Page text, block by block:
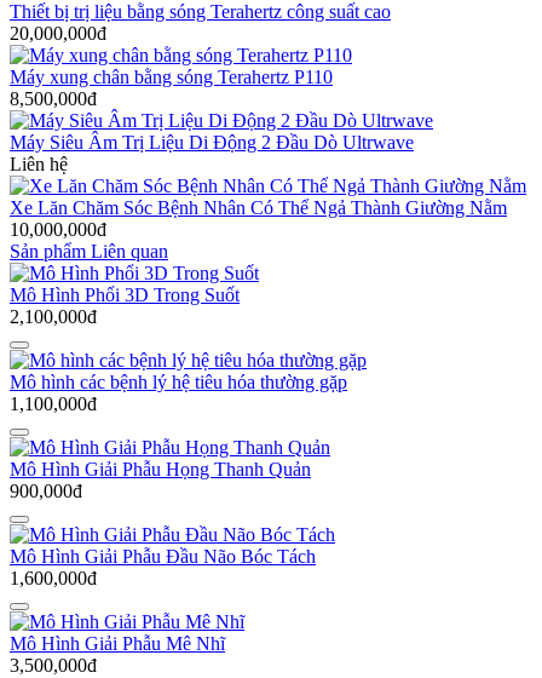
Thiết bị trị liệu bằng sóng Terahertz công suất cao
20,000,000đ
Máy xung chân bằng sóng Terahertz P110
8,500,000đ
Máy Siêu Âm Trị Liệu Di Động 2 Đầu Dò Ultrwave
Liên hệ
Xe Lăn Chăm Sóc Bệnh Nhân Có Thể Ngả Thành Giường Nằm
10,000,000đ
Sản phẩm Liên quan
Mô Hình Phổi 3D Trong Suốt
2,100,000đ
Mô hình các bệnh lý hệ tiêu hóa thường gặp
1,100,000đ
Mô Hình Giải Phẫu Họng Thanh Quản
900,000đ
Mô Hình Giải Phẫu Đầu Não Bóc Tách
1,600,000đ
Mô Hình Giải Phẫu Mê Nhĩ
3,500,000đ